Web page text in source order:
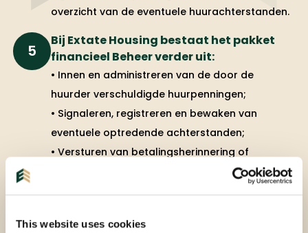
This website uses cookies
overzicht van de eventuele huurachterstanden.
5
Bij Extate Housing bestaat het pakket
financieel Beheer verder uit:
• Innen en administreren van de door de
huurder verschuldigde huurpenningen;
• Signaleren, registreren en bewaken van
eventuele optredende achterstanden;
• Versturen van betalingsherinnering of
aanmaningen en indien nodig inschakelen van
• Op verzoek verzorgen van andere overzichten;